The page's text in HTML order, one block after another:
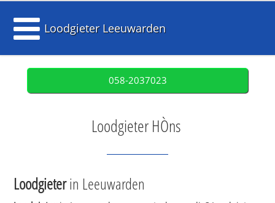
Loodgieter Leeuwarden
058-2037023
Loodgieter HÒns
Loodgieterin Leeuwarden